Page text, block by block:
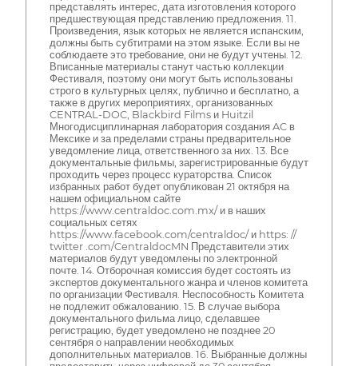
представлять интерес, дата изготовления которого
предшествующая представлению предложения. 11.
Произведения, язык которых не является испанским,
должны быть субтитрами на этом языке. Если вы не
соблюдаете это требование, они не будут учтены. 12.
Вписанные материалы станут частью коллекции
Фестиваля, поэтому они могут быть использованы
строго в культурных целях, публично и бесплатно, а
также в других мероприятиях, организованных
CENTRAL-DOC, Blackbird Films и Huitzil
Многодисциплинарная лаборатория создания AC в
Мексике и за пределами страны предварительное
уведомление лица, ответственного за них. 13. Все
документальные фильмы, зарегистрированные будут
проходить через процесс кураторства. Список
избранных работ будет опубликован 21 октября на
нашем официальном сайте
https://www.centraldoc.com.mx/ и в наших
социальных сетях
https://www.facebook.com/centraldoc/ и https: //
twitter .com/CentraldocMN Представители этих
материалов будут уведомлены по электронной
почте. 14. Отборочная комиссия будет состоять из
экспертов документального жанра и членов комитета
по организации Фестиваля. Неспособность Комитета
не подлежит обжалованию. 15. В случае выбора
документального фильма лицо, сделавшее
регистрацию, будет уведомлено не позднее 20
сентября о направлении необходимых
дополнительных материалов. 16. Выбранные должны